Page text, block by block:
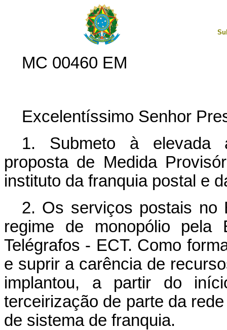
MC 00460 EM
Excelentíssimo Senhor
1. Submeto à elevada
proposta de Medida
instituto da franquia postal e
2. Os serviços postais no
regime de monopólio pela
Telégrafos - ECT. Como
e suprir a carência de
implantou, a partir do
terceirização de parte da
de sistema de franquia.